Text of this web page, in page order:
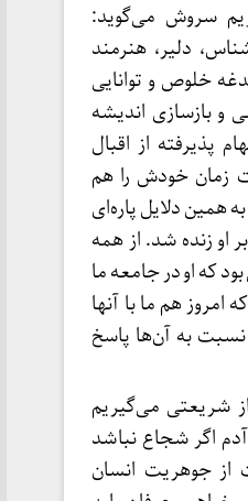
سروش می‌گوید:
دلیر، هنرمند
خلوص و توانایی
بازسازی اندیشه
پذیرفته از اقبال
زمان خودش را هم
دلایل پاره‌ای
او زنده شد. از همه
که او در جامعه ما
امروز هم ما با آنها
نسبت به آن‌ها پاسخ
شریعتی می‌گیریم
اگر شجاع نباشد
جوهریت انسان